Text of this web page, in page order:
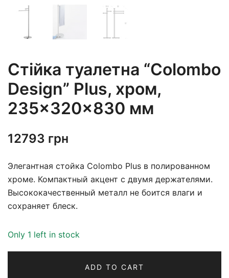
Стійка туалетна “Colombo
Design” Plus, хром,
235×320×830 мм
12793 грн
Элегантная стойка Colombo Plus в полированном
хроме. Компактный акцент с двумя держателями.
Высококачественный металл не боится влаги и
сохраняет блеск.
Only 1 left in stock
ADD TO CART